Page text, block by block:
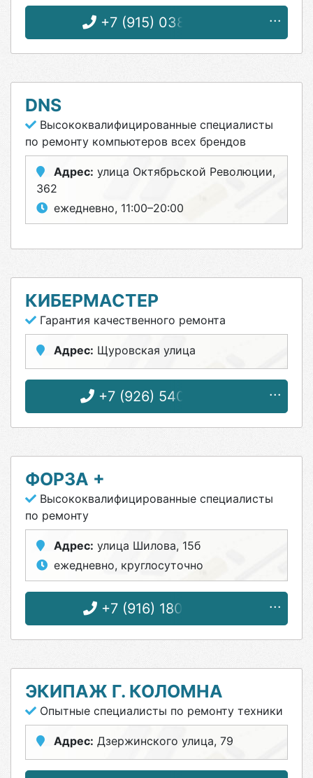
+7 (915) 038-08-13
DNS
Высококвалифицированные специалисты
по ремонту компьютеров всех брендов
Адрес: улица Октябрьской Революции,
362
ежедневно, 11:00–20:00
КИБЕРМАСТЕР
Гарантия качественного ремонта
Адрес: Щуровская улица
+7 (926) 540-43-93
ФОРЗА +
Высококвалифицированные специалисты
по ремонту
Адрес: улица Шилова, 15б
ежедневно, круглосуточно
+7 (916) 180-23-80
ЭКИПАЖ Г. КОЛОМНА
Опытные специалисты по ремонту техники
Адрес: Дзержинского улица, 79